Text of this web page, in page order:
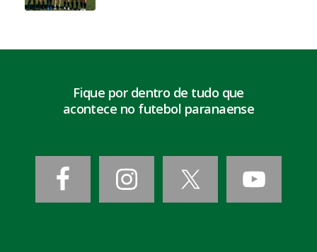
Fique por dentro de tudo que
acontece no futebol paranaense